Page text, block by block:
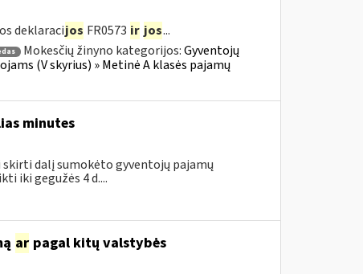
deklaracijos FR0573 ir jos...
Mokesčių žinyno kategorijos:Gyventojų
(V skyrius) » Metinė A klasės pajamų
minutes
dalį sumokėto gyventojų pajamų
iki gegužės 4 d....
arpagal kitų valstybės